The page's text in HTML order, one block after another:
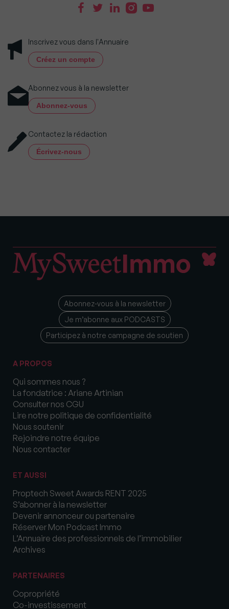
Inscrivez vous dans l'Annuaire
Créez un compte
Abonnez vous à la newsletter
Abonnez-vous
Contactez la rédaction
Écrivez-nous
Abonnez-vous à la newsletter
Je m’abonne aux PODCASTS
Participez à notre campagne de soutien
A PROPOS
Qui sommes nous ?
La fondatrice : Ariane Artinian
Consulter nos CGU
Lire notre politique de confidentialité
Nous soutenir
Rejoindre notre équipe
Nous contacter
ET AUSSI
Proptech Sweet Awards RENT 2025
S’abonner à la newsletter
Devenir annonceur ou partenaire
Réserver Mon Podcast Immo
L’Annuaire des professionnels de l’immobilier
Archives
PARTENAIRES
Copropriété
Co-investissement